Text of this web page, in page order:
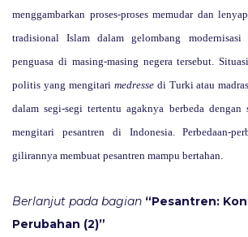
menggambarkan proses-proses memudar dan
tradisional Islam dalam gelombang
penguasa di masing-masing negera tersebut.
politis yang mengitari medresse di Turki atau
dalam segi-segi tertentu agaknya berbeda
mengitari pesantren di Indonesia. Perbedaan-
gilirannya membuat pesantren mampu bertahan.
Berlanjut pada bagian “Pesantren:
Perubahan (2)”